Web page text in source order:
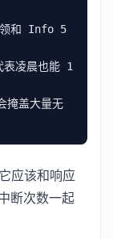
领和 Info 5
表凌晨也能 1
掩盖大量无
应该和响应
断次数一起